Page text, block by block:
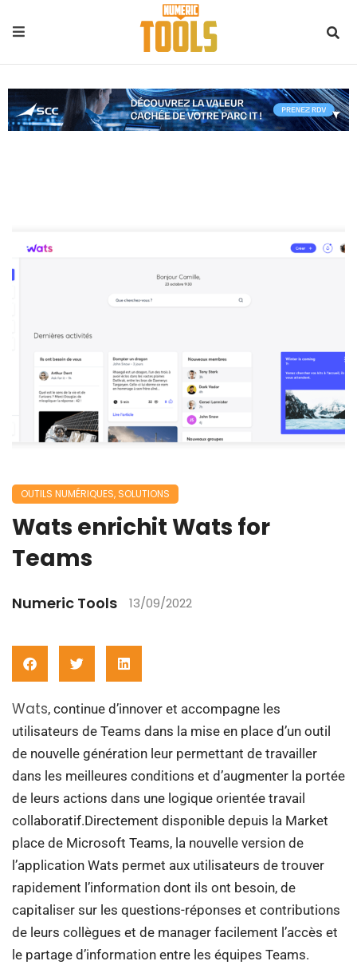
OUTILS NUMÉRIQUES, SOLUTIONS
Wats enrichit Wats for
Teams
Numeric Tools 13/09/2022
Wats, continue d’innover et accompagne les
utilisateurs de Teams dans la mise en place d’un outil
de nouvelle génération leur permettant de travailler
dans les meilleures conditions et d’augmenter la portée
de leurs actions dans une logique orientée travail
collaboratif.Directement disponible depuis la Market
place de Microsoft Teams, la nouvelle version de
l’application Wats permet aux utilisateurs de trouver
rapidement l’information dont ils ont besoin, de
capitaliser sur les questions-réponses et contributions
de leurs collègues et de manager facilement l’accès et
le partage d’information entre les équipes Teams.